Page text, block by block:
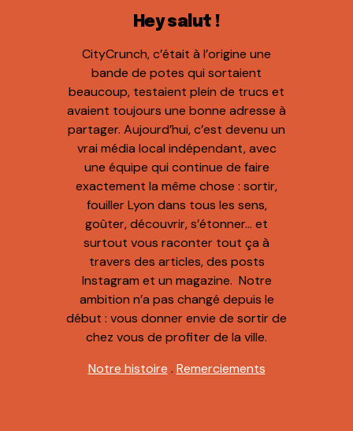
Hey salut !
CityCrunch, c’était à l’origine une
bande de potes qui sortaient
beaucoup, testaient plein de trucs et
avaient toujours une bonne adresse à
partager. Aujourd’hui, c’est devenu un
vrai média local indépendant, avec
une équipe qui continue de faire
exactement la même chose : sortir,
fouiller Lyon dans tous les sens,
goûter, découvrir, s’étonner… et
surtout vous raconter tout ça à
travers des articles, des posts
Instagram et un magazine. Notre
ambition n’a pas changé depuis le
début : vous donner envie de sortir de
chez vous de profiter de la ville.
Notre histoire . Remerciements